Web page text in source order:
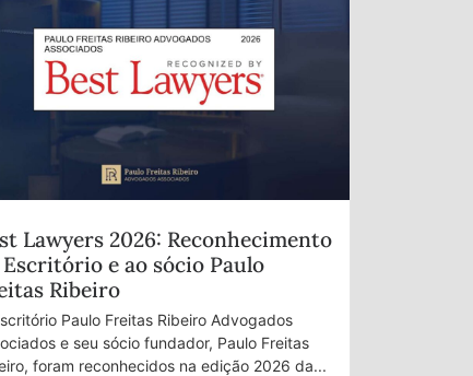
Lawyers 2026: Reconhecimento
Escritório e ao sócio Paulo
Ribeiro
Paulo Freitas Ribeiro Advogados
e seu sócio fundador, Paulo Freitas
foram reconhecidos na edição 2026 da...